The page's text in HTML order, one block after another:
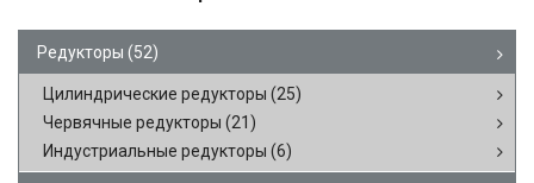
Редукторы (52)
Цилиндрические редукторы (25)
Червячные редукторы (21)
Индустриальные редукторы (6)